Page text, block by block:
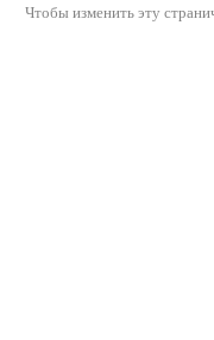
Чтобы изменить эту